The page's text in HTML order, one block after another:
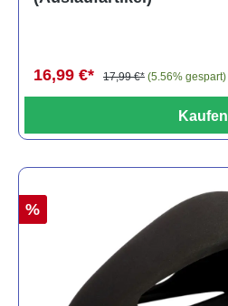
16,99 €* 17,99 €* (5.56% gespart)
Kaufen
%